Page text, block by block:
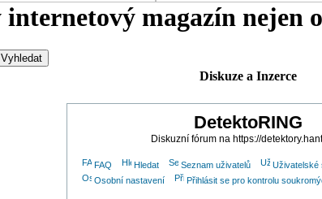
internetový magazín nejen
Diskuze a Inzerce
DetektoRING
Diskuzní fórum na https://
FAQ Hledat Seznam uživatelů Uživatelské
Osobní nastavení
Přihlásit se pro kontrolu